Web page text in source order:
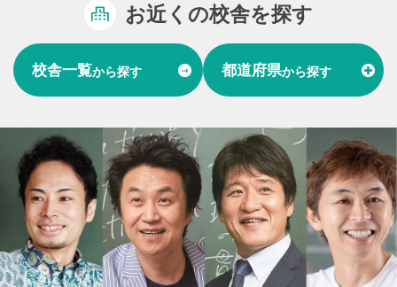
お近くの校舎を探す
校舎一覧から探す 都道府県から探す
東海 愛知県 岐阜県
関西 大阪府 兵庫県
中国 山口県
九州 福岡県 熊本県 長崎県